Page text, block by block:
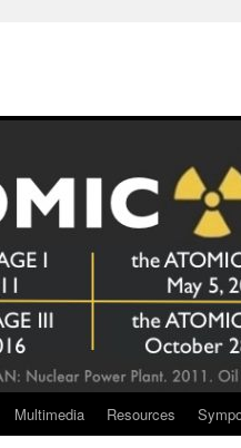
Multimedia Resources